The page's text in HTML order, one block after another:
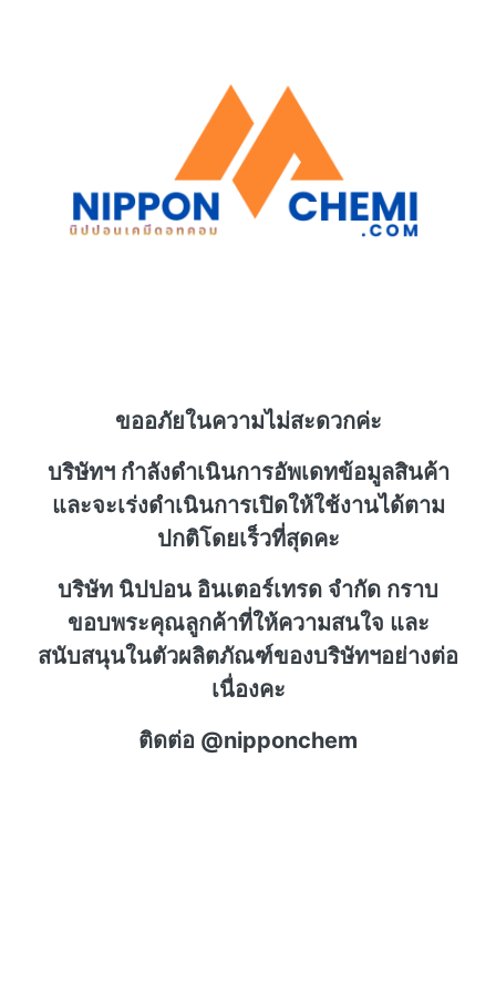
ขออภัยในความไม่สะดวกค่ะ
บริษัทฯ กำลังดำเนินการอัพเดทข้อมูลสินค้า
และจะเร่งดำเนินการเปิดให้ใช้งานได้ตาม
ปกติโดยเร็วที่สุดคะ
บริษัท นิปปอน อินเตอร์เทรด จำกัด กราบ
ขอบพระคุณลูกค้าที่ให้ความสนใจ และ
สนับสนุนในตัวผลิตภัณฑ์ของบริษัทฯอย่างต่อ
เนื่องคะ
ติดต่อ @nipponchem